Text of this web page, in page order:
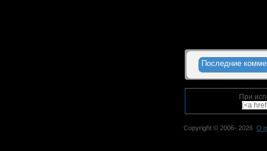
Последние
При
(<a
Copyright © 2006- 2026 О